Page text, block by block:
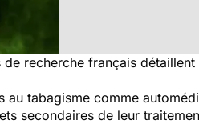
recherche français détaillent
au tabagisme comme
secondaires de leur